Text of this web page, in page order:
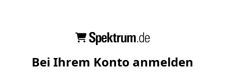
Bei Ihrem Konto anmelden